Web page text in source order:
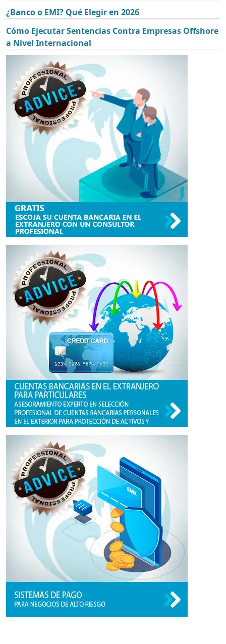
¿Banco o EMI? Qué Elegir en 2026
Cómo Ejecutar Sentencias Contra Empresas Offshore
a Nivel Internacional